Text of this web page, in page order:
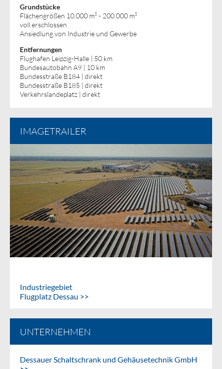
Grundstücke
Flächengrößen 10.000 m² - 200.000 m²
voll erschlossen
Ansiedlung von Industrie und Gewerbe
Entfernungen
Flughafen Leipzig-Halle | 50 km
Bundesautobahn A9 | 10 km
Bundesstraße B184 | direkt
Bundesstraße B185 | direkt
Verkehrslandeplatz | direkt
IMAGETRAILER
Industriegebiet
Flugplatz Dessau >>
UNTERNEHMEN
Dessauer Schaltschrank und Gehäusetechnik GmbH